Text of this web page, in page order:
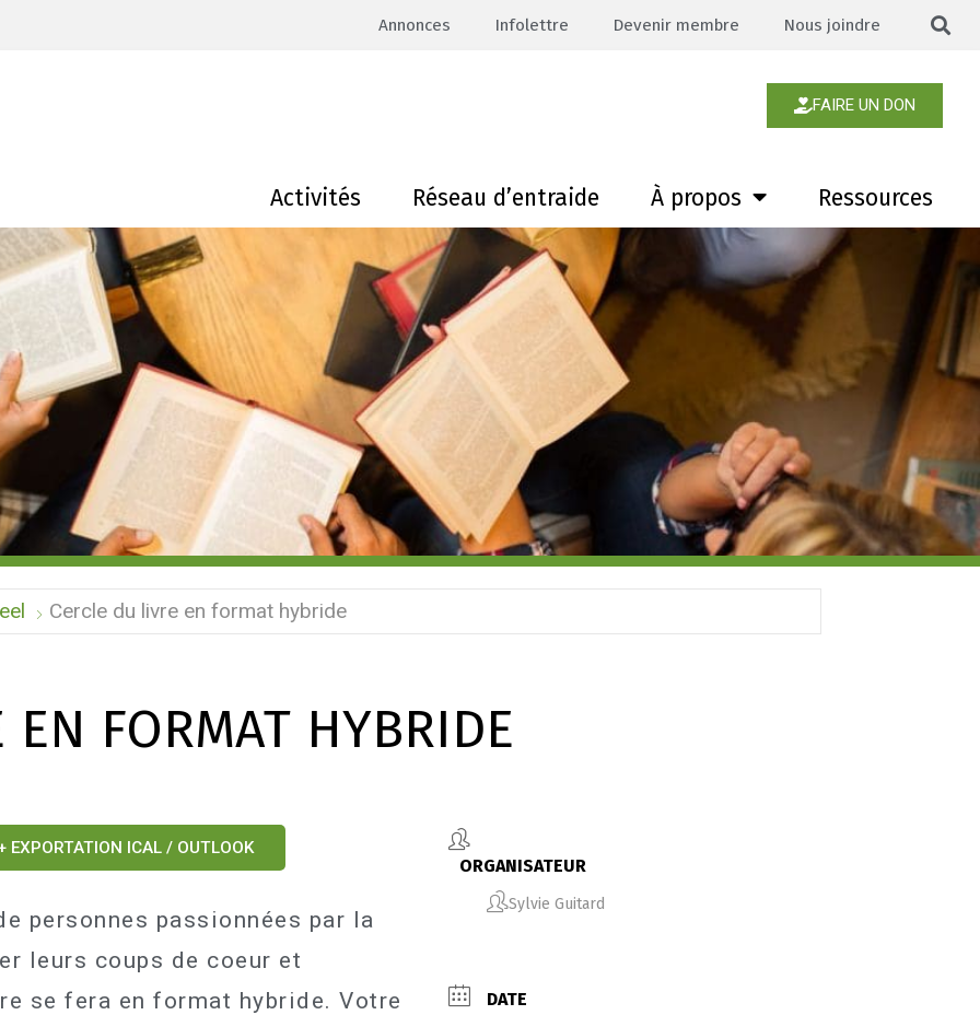
Annonces Infolettre Devenir membre Nous joindre
FAIRE UN DON
Activités Réseau d’entraide À propos Ressources
Cercle du livre en format hybride
EN FORMAT HYBRIDE
EXPORTATION ICAL / OUTLOOK
personnes passionnées par la
leurs coups de coeur et
se fera en format hybride. Votre
ORGANISATEUR
Sylvie Guitard
DATE